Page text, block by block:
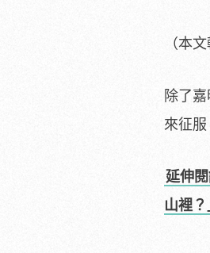
（本
除了
來征服
延伸
山裡？